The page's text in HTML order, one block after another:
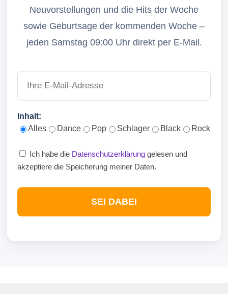
Neuvorstellungen und die Hits der Woche
sowie Geburtsage der kommenden Woche –
jeden Samstag 09:00 Uhr direkt per E-Mail.
Inhalt:
Alles
Dance Pop Schlager Black Rock
Ich habe die Datenschutzerklärung gelesen und
akzeptiere die Speicherung meiner Daten.
SEI DABEI